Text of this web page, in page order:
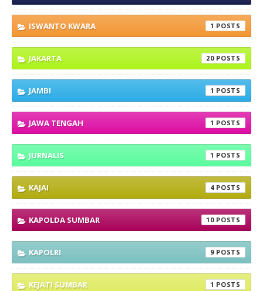
ISWANTO KWARA 1
JAKARTA 20
JAMBI 1
JAWA TENGAH 1
JURNALIS 1
KAJAI 4
KAPOLDA SUMBAR 10
KAPOLRI 9
KEJATI SUMBAR 1